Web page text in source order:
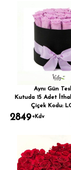
Aynı Gün
Kutuda 15 Adet
Çiçek Kodu:
2849+Kdv